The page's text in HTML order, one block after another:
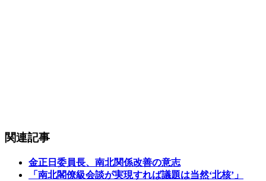
関連記事
金正日委員長、南北関係改善の意志
「南北閣僚級会談が実現すれば議題は当然‘北核’」